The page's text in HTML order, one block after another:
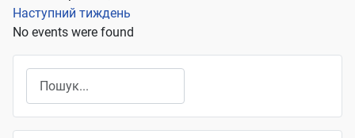
Наступний тиждень
No events were found